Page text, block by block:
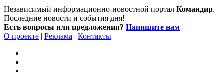
Независимый информационно-новостной портал Командир.
Последние новости и события дня!
Есть вопросы или предложения? Напишите нам
О проекте | Реклама | Контакты